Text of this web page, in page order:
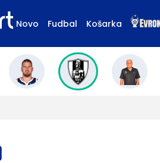
Novo Fudbal Košarka